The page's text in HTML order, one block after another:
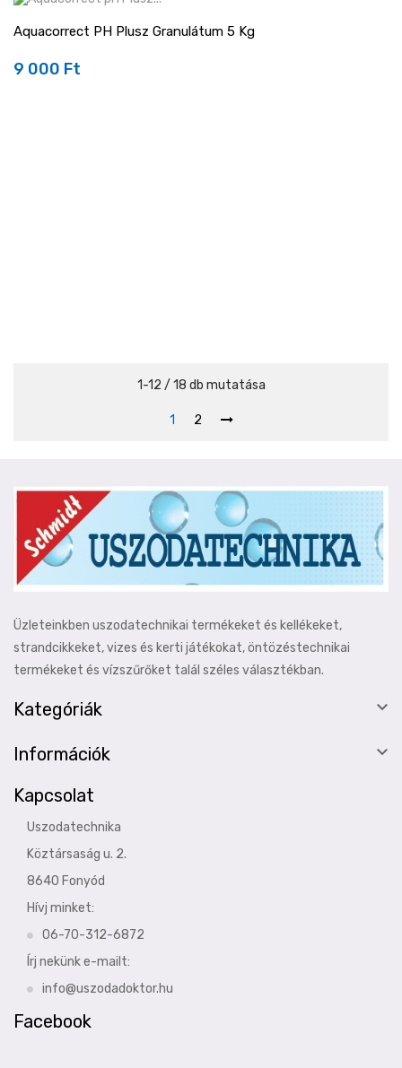
Aquacorrect PH Plusz Granulátum 5 Kg
Ár
9 000 Ft
1-12 / 18 db mutatása
1 2
Üzleteinkben uszodatechnikai termékeket és kellékeket,
strandcikkeket, vizes és kerti játékokat, öntözéstechnikai
termékeket és vízszűrőket talál széles választékban.
Kategóriák 
Információk

Kapcsolat
Uszodatechnika
Köztársaság u. 2.
8640 Fonyód
Hívj minket:
06-70-312-6872
Írj nekünk e-mailt:
info@uszodadoktor.hu
Facebook